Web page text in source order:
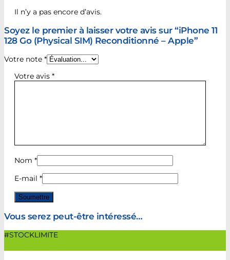
Il n’y a pas encore d’avis.
Soyez le premier à laisser votre avis sur “iPhone 11
128 Go (Physical SIM) Reconditionné – Apple”
Votre note *
Votre avis *
Nom *
E-mail *
Vous serez peut-être intéressé…
#STOCKLIMITE